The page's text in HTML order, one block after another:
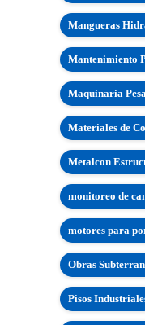
Mangueras
Mantenimiento
Maquinaria
Materiales de
Metalcon
monitoreo de
motores para
Obras
Pisos